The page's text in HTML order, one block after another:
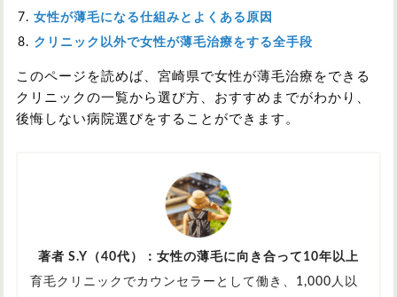
女性が薄毛になる仕組みとよくある原因
クリニック以外で女性が薄毛治療をする全手段
このページを読めば、宮崎県で女性が薄毛治療をできる
クリニックの一覧から選び方、おすすめまでがわかり、
後悔しない病院選びをすることができます。
著者 S.Y（40代）：女性の薄毛に向き合って10年以上
育毛クリニックでカウンセラーとして働き、1,000人以